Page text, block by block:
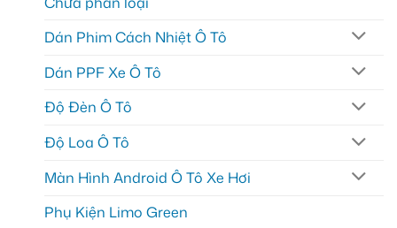
Dán Phim Cách Nhiệt Ô Tô
Dán PPF Xe Ô Tô
Độ Đèn Ô Tô
Độ Loa Ô Tô
Màn Hình Android Ô Tô Xe Hơi
Phụ Kiện Limo Green